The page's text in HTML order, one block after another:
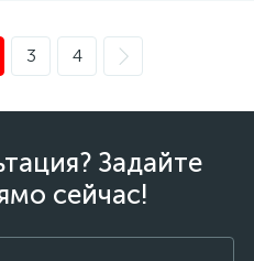
3 4
Задайте
сейчас!